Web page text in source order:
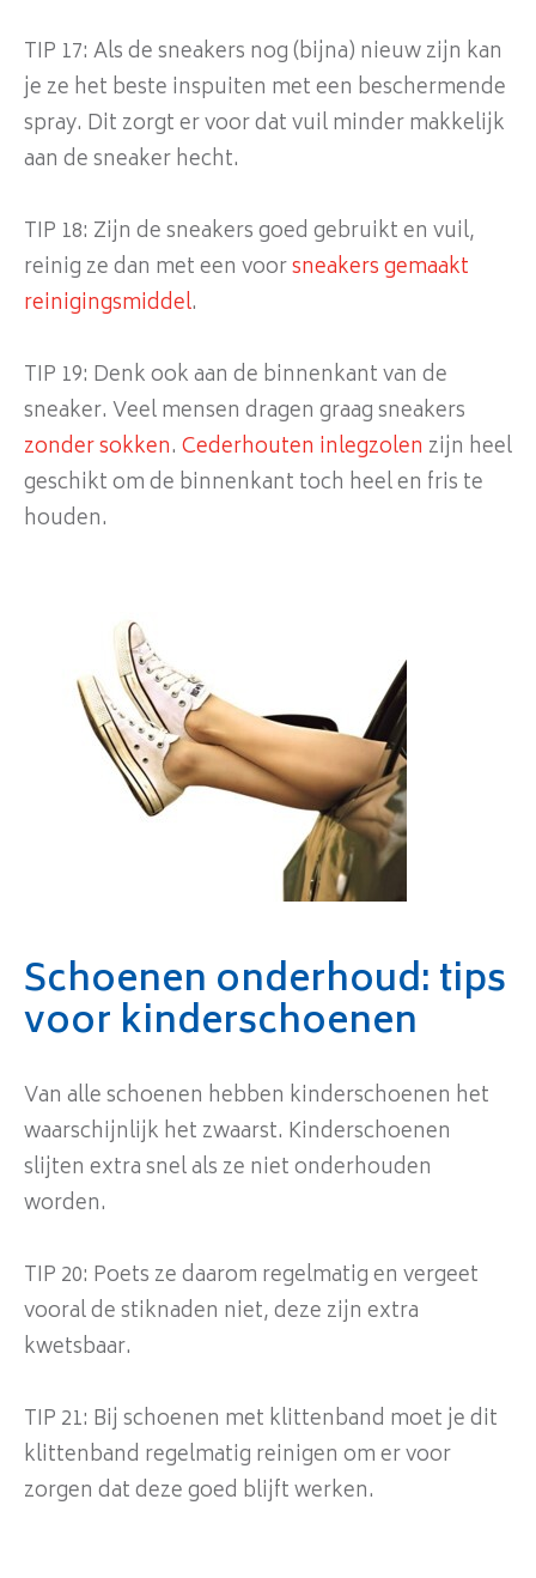
TIP 17: Als de sneakers nog (bijna) nieuw zijn kan
je ze het beste inspuiten met een beschermende
spray. Dit zorgt er voor dat vuil minder makkelijk
aan de sneaker hecht.
TIP 18: Zijn de sneakers goed gebruikt en vuil,
reinig ze dan met een voorsneakers gemaakt
reinigingsmiddel.
TIP 19: Denk ook aan de binnenkant van de
sneaker. Veel mensen dragen graag sneakers
zonder sokken. Cederhouten inlegzolen zijn heel
geschikt om de binnenkant toch heel en fris te
houden.
Schoenen onderhoud: tips
voor kinderschoenen
Van alle schoenen hebben kinderschoenen het
waarschijnlijk het zwaarst. Kinderschoenen
slijten extra snel als ze niet onderhouden
worden.
TIP 20: Poets ze daarom regelmatig en vergeet
vooral de stiknaden niet, deze zijn extra
kwetsbaar.
TIP 21: Bij schoenen met klittenband moet je dit
klittenband regelmatig reinigen om er voor
zorgen dat deze goed blijft werken.